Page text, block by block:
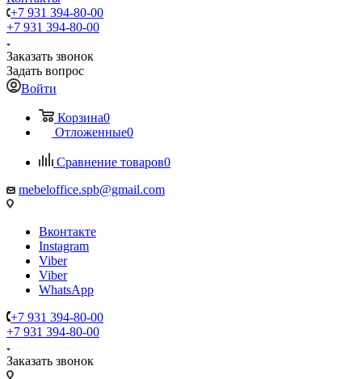
+7 931 394-80-00
+7 931 394-80-00
Заказать звонок
Задать вопрос
Войти
Корзина0
Отложенные0
Сравнение товаров0
mebeloffice.spb@gmail.com
Вконтакте
Instagram
Viber
Viber
WhatsApp
+7 931 394-80-00
+7 931 394-80-00
Заказать звонок